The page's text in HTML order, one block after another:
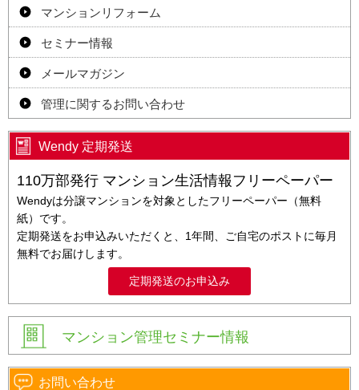
マンションリフォーム
セミナー情報
メールマガジン
管理に関するお問い合わせ
Wendy 定期発送
110万部発行 マンション生活情報フリーペーパー
Wendyは分譲マンションを対象としたフリーペーパー（無料
紙）です。
定期発送をお申込みいただくと、1年間、ご自宅のポストに毎月
無料でお届けします。
定期発送のお申込み
マンション管理セミナー情報
お問い合わせ